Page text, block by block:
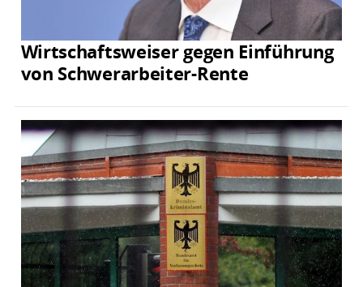
Wirtschaftsweiser gegen Einführung
von Schwerarbeiter-Rente